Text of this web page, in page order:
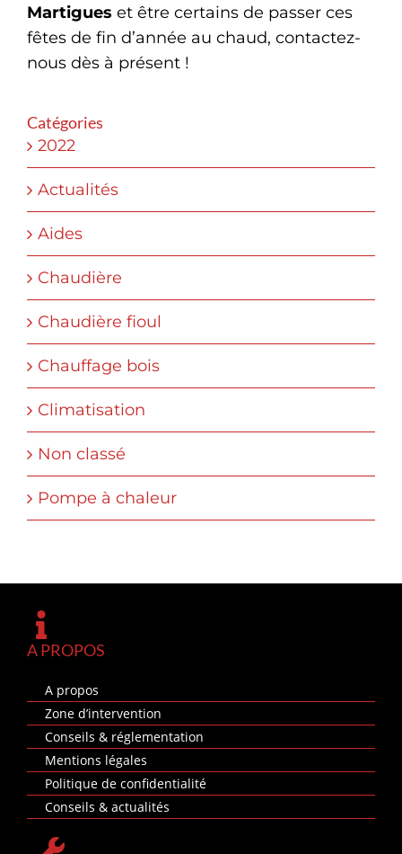
Martigues et être certains de passer ces
fêtes de fin d’année au chaud, contactez-
nous dès à présent !
Catégories
2022
Actualités
Aides
Chaudière
Chaudière fioul
Chauffage bois
Climatisation
Non classé
Pompe à chaleur
A PROPOS
A propos
Zone d’intervention
Conseils & réglementation
Mentions légales
Politique de confidentialité
Conseils & actualités